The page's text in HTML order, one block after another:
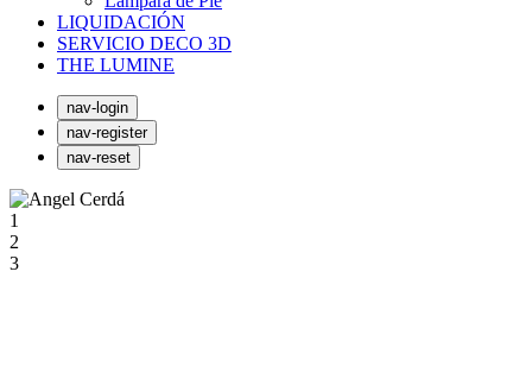
LIQUIDACIÓN
SERVICIO DECO 3D
THE LUMINE
nav-login
nav-register
nav-reset
1
2
3